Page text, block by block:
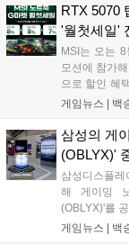
이젠 AI
8060S)' 내장
게이머들의
었다....
RTX 5070
'월첫세일'
MSI는 오는
모션에 참가
으로 할인 혜
매 시 8% 선
수 제품이 포
게임뉴스 | 백
삼성의 게
(OBLYX)'
삼성디스플레
해 게이밍
(OBLYX)'를
북 시장 내 지
게임뉴스 | 백